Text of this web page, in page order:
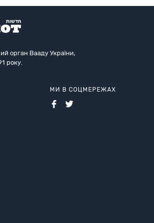
орган Вааду України,
року.
МИ В СОЦМЕРЕЖАХ